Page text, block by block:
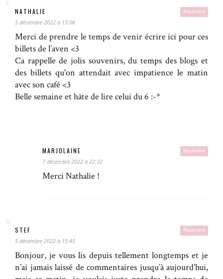
Répondre
NATHALIE
5 décembre 2022 à 13:06
Merci de prendre le temps de venir écrire ici pour ces
billets de l’aven <3
Ca rappelle de jolis souvenirs, du temps des blogs et
des billets qu'on attendait avec impatience le matin
avec son café <3
Belle semaine et hâte de lire celui du 6 :-*
Répondre
MARJOLAINE
7 décembre 2022 à 22:32
Merci Nathalie !
Répondre
STEF
5 décembre 2022 à 15:45
Bonjour, je vous lis depuis tellement longtemps et je
n’ai jamais laissé de commentaires jusqu’à aujourd’hui,